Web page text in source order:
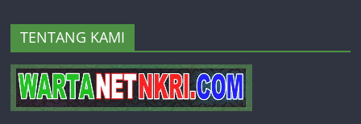
TENTANG KAMI